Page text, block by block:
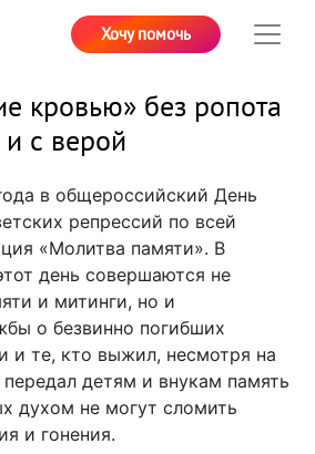
Хочу помочь
кровью» без ропота
и с верой
в общероссийский День
репрессий по всей
«Молитва памяти». В
день совершаются не
и митинги, но и
о безвинно погибших
и те, кто выжил, несмотря на
детям и внукам память
духом не могут сломить
и гонения.